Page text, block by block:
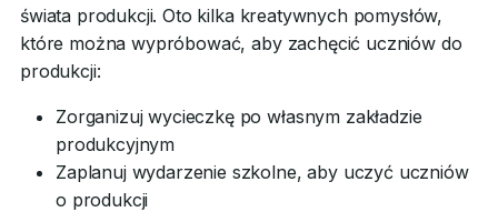
świata produkcji. Oto kilka kreatywnych pomysłów,
które można wypróbować, aby zachęcić uczniów do
produkcji:
Zorganizuj wycieczkę po własnym zakładzie
produkcyjnym
Zaplanuj wydarzenie szkolne, aby uczyć uczniów
o produkcji